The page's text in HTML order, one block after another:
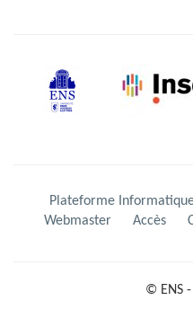
Plateforme
Webmaster
Accès
© ENS